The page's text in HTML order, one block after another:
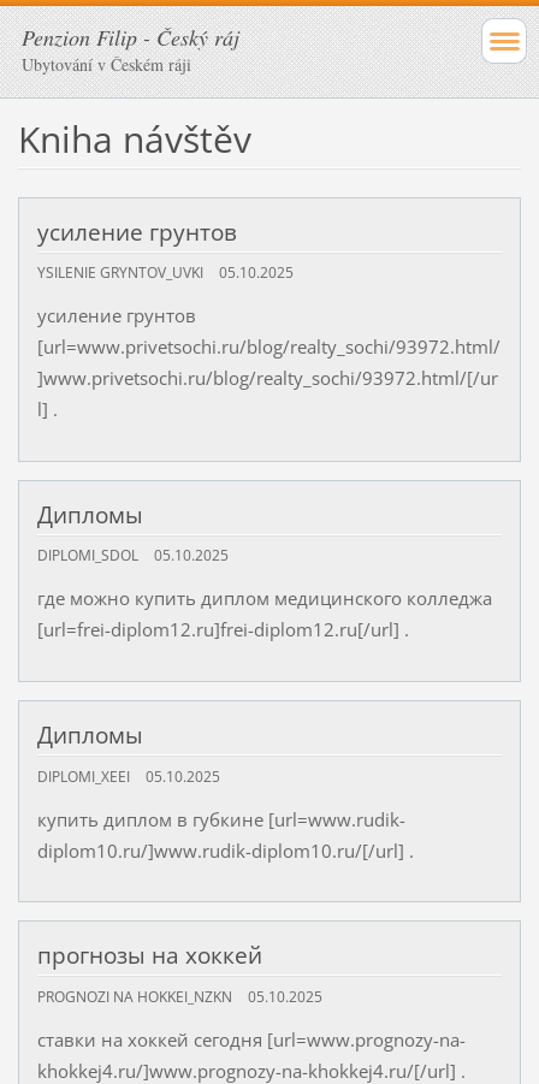
Penzion Filip - Český ráj
Ubytování v Českém ráji
Kniha návštěv
усиление грунтов
YSILENIE GRYNTOV_UVKI 05.10.2025
усиление грунтов
[url=www.privetsochi.ru/blog/realty_sochi/93972.html/
]www.privetsochi.ru/blog/realty_sochi/93972.html/[/ur
l] .
Дипломы
DIPLOMI_SDOL 05.10.2025
где можно купить диплом медицинского колледжа
[url=frei-diplom12.ru]frei-diplom12.ru[/url] .
Дипломы
DIPLOMI_XEEI 05.10.2025
купить диплом в губкине [url=www.rudik-
diplom10.ru/]www.rudik-diplom10.ru/[/url] .
прогнозы на хоккей
PROGNOZI NA HOKKEI_NZKN 05.10.2025
ставки на хоккей сегодня [url=www.prognozy-na-
khokkej4.ru/]www.prognozy-na-khokkej4.ru/[/url] .